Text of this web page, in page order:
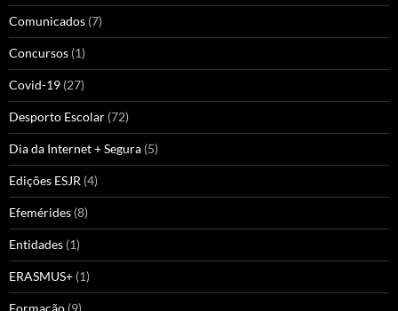
Comunicados (7)
Concursos (1)
Covid-19 (27)
Desporto Escolar (72)
Dia da Internet + Segura (5)
Edições ESJR (4)
Efemérides (8)
Entidades (1)
ERASMUS+ (1)
Formação (9)